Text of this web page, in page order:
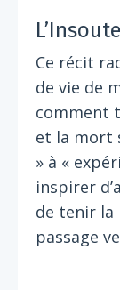
Ce récit
de vie de
comment
et la mort
» à «
inspirer
de tenir la
passage